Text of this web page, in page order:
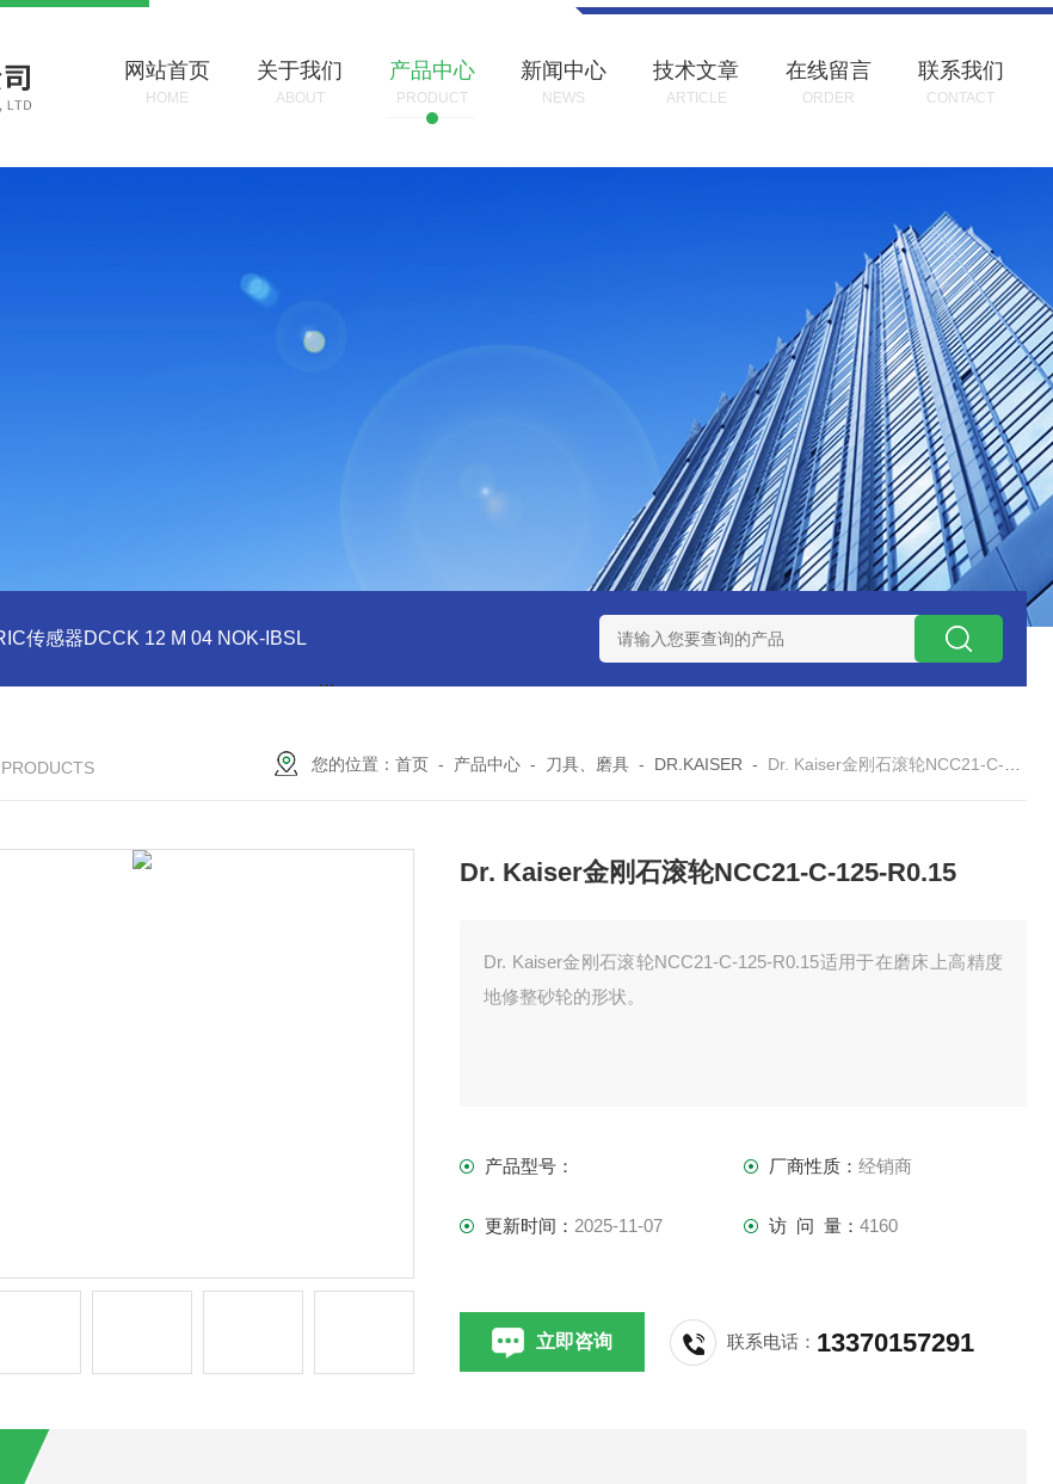
网站首页
HOME
关于我们
ABOUT
产品中心
PRODUCT
新闻中心
NEWS
技术文章
ARTICLE
在线留言
ORDER
联系我们
CONTACT
传感器DCCK 12 M 04 NOK-IBSL 德国DI-SORIC传感器DCC 08 M 02 PSK-TSL 瑞典AQ液位开关RS34 意大利
您的位置：首页 - 产品中心 - 刀具、磨具 - DR.KAISER - Dr. Kaiser金刚石滚轮NCC21-C-125-R0.15
Dr. Kaiser金刚石滚轮NCC21-C-125-R0.15
Dr. Kaiser金刚石滚轮NCC21-C-125-R0.15适用于在磨床上高精度
地修整砂轮的形状。
产品型号： 厂商性质： 经销商
更新时间： 2025-11-07 访 问 量： 4160
立即咨询 联系电话： 13370157291